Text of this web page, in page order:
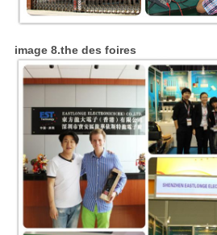
image 8.the des foires